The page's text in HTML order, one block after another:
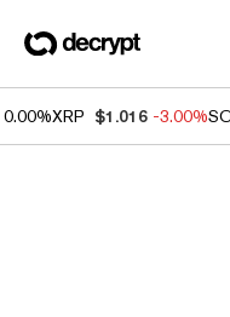
0.00%XRP $1.016 -3.00%